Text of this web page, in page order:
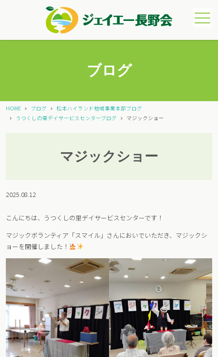
メニュー
ブログ
HOME ブログ
松本ハイランド地域事業本部ブログ
うつくしの里デイサービスセンターブログ
マジックショー
マジックショー
2025.08.12
こんにちは、うつくしの里デイサービスセンターです！
マジックボランティア「スマイル」さんにおいでいただき、マジックシ
ョーを開催しました！